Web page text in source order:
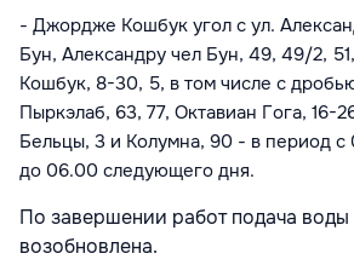
- Джордже Кошбук угол с ул.
Бун, Александру чел Бун, 49, 49/2,
Кошбук, 8-30, 5, в том числе с
Пыркэлаб, 63, 77, Октавиан Гога, 16-
Бельцы, 3 и Колумна, 90 - в период с
до 06.00 следующего дня.
По завершении работ подача воды
возобновлена.